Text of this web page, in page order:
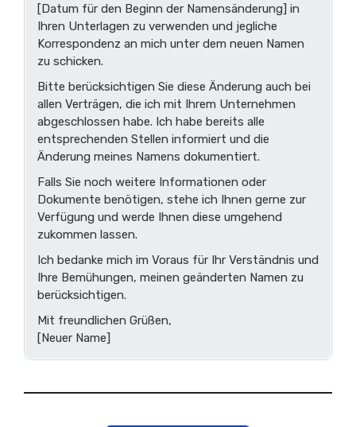
[Datum für den Beginn der Namensänderung] in
Ihren Unterlagen zu verwenden und jegliche
Korrespondenz an mich unter dem neuen Namen
zu schicken.
Bitte berücksichtigen Sie diese Änderung auch bei
allen Verträgen, die ich mit Ihrem Unternehmen
abgeschlossen habe. Ich habe bereits alle
entsprechenden Stellen informiert und die
Änderung meines Namens dokumentiert.
Falls Sie noch weitere Informationen oder
Dokumente benötigen, stehe ich Ihnen gerne zur
Verfügung und werde Ihnen diese umgehend
zukommen lassen.
Ich bedanke mich im Voraus für Ihr Verständnis und
Ihre Bemühungen, meinen geänderten Namen zu
berücksichtigen.
Mit freundlichen Grüßen,
[Neuer Name]